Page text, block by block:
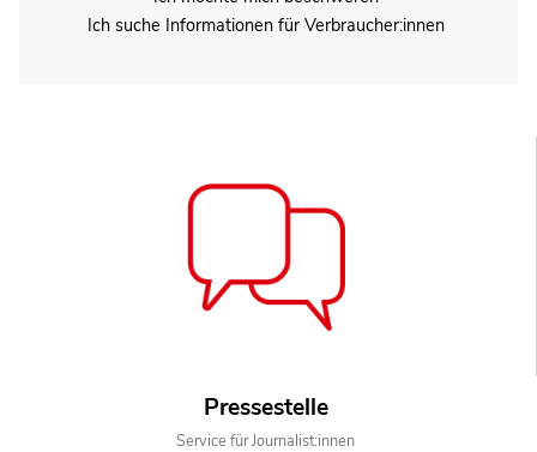
Ich suche Informationen für Verbraucher:innen
Pressestelle
Service für Journalist:innen